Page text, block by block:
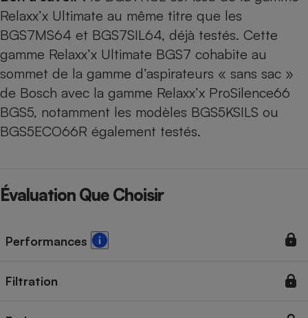
Relaxx’x Ultimate au même titre que les
BGS7MS64 et BGS7SIL64, déjà testés. Cette
gamme Relaxx’x Ultimate BGS7 cohabite au
sommet de la gamme d’aspirateurs « sans sac »
de Bosch avec la gamme Relaxx’x ProSilence66
BGS5, notamment les modèles BGS5KSILS ou
BGS5ECO66R également testés.
Évaluation Que Choisir
Performances
Filtration